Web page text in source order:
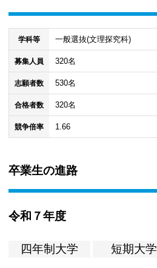
学科等 一般選抜(文理探究科)
募集人員 320名
志願者数 530名
合格者数 320名
競争倍率 1.66
卒業生の進路
令和７年度
四年制大学 短期大学